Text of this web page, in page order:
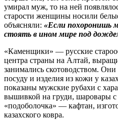
умирал муж, то на ней
старости женщины носили
объясняли: «Если похоронишь
стоять в ином мире под
«Каменщики» — русские
центра страны на Алтай,
занимались скотоводством.
посуду и изделия из кожи у
показаны мужские рубахи с
вышивкой на груди, шаровары с
«подоболочка» — кафтан,
казахского ковра.